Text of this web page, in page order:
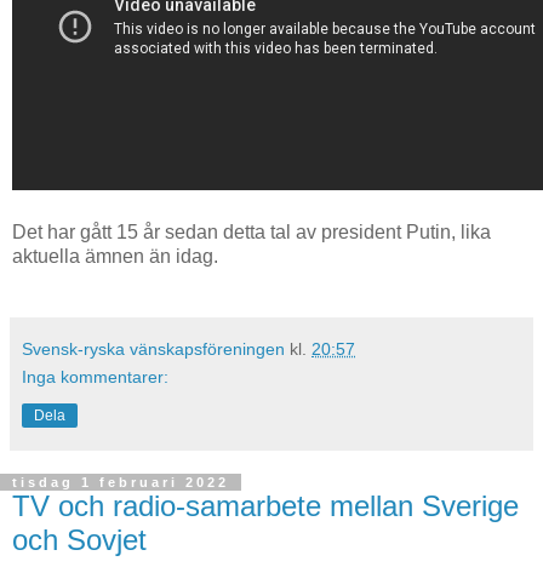
Det har gått 15 år sedan detta tal av president Putin, lika
aktuella ämnen än idag.
Svensk-ryska vänskapsföreningen kl. 20:57
Inga kommentarer:
Dela
tisdag 1 februari 2022
TV och radio-samarbete mellan Sverige
och Sovjet